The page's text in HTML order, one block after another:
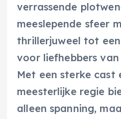
verrassende
meeslepende sfeer
thrillerjuweel tot
voor liefhebbers
Met een sterke cast
meesterlijke regie
alleen spanning,